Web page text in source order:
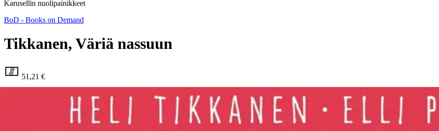
Karusellin nuolipainikkeet
BoD - Books on Demand
Tikkanen, Väriä nassuun
51,21 €
Hinta ilman S-Etukorttia:
60,25 €